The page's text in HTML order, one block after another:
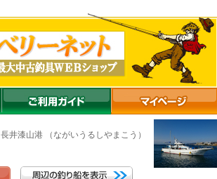
長井漆山港 （ながいうるしやまこう）